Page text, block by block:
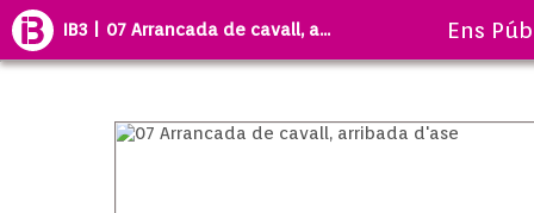
IB3 | 07 Arrancada de cavall, a... Ens